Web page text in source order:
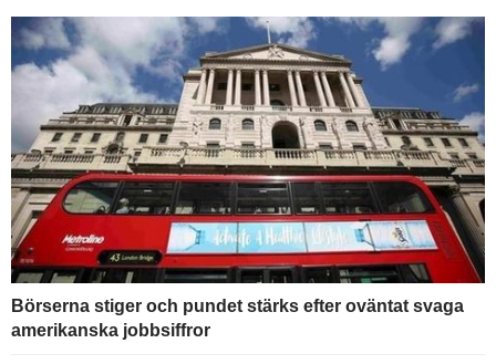
Börserna stiger och pundet stärks efter oväntat svaga
amerikanska jobbsiffror